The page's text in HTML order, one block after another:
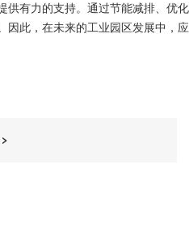
供有力的支持。通过节能减排、优化
因此，在未来的工业园区发展中，应